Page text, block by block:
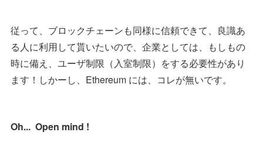
従って、ブロックチェーンも同様に信頼できて、良識あ
る人に利用して貰いたいので、企業としては、もしもの
時に備え、ユーザ制限（入室制限）をする必要性があり
ます！しかーし、Ethereum には、コレが無いです。
Oh... Open mind !